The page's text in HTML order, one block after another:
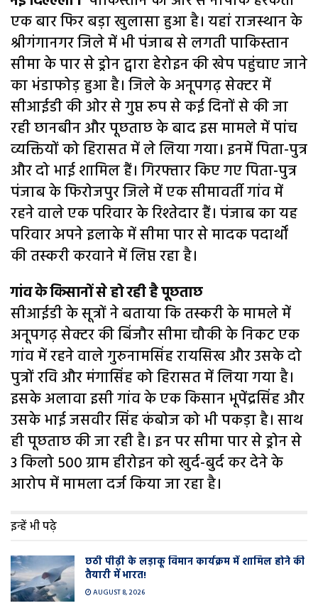
एक बार फिर बड़ा खुलासा हुआ है। यहां राजस्थान के
श्रीगंगानगर जिले में भी पंजाब से लगती पाकिस्तान
सीमा के पार से ड्रोन द्वारा हेरोइन की खेप पहुंचाए जाने
का भंडाफोड़ हुआ है। जिले के अनूपगढ़ सेक्टर में
सीआईडी की ओर से गुप्त रूप से कई दिनों से की जा
रही छानबीन और पूछताछ के बाद इस मामले में पांच
व्यक्तियों को हिरासत में ले लिया गया। इनमें पिता-पुत्र
और दो भाई शामिल हैं। गिरफ्तार किए गए पिता-पुत्र
पंजाब के फिरोजपुर जिले में एक सीमावर्ती गांव में
रहने वाले एक परिवार के रिश्तेदार हैं। पंजाब का यह
परिवार अपने इलाके में सीमा पार से मादक पदार्थों
की तस्करी करवाने में लिप्त रहा है।
गांव के किसानों से हो रही है पूछताछ
सीआईडी के सूत्रों ने बताया कि तस्करी के मामले में
अनूपगढ़ सेक्टर की बिंजौर सीमा चौकी के निकट एक
गांव में रहने वाले गुरुनामसिंह रायसिख और उसके दो
पुत्रों रवि और मंगासिंह को हिरासत में लिया गया है।
इसके अलावा इसी गांव के एक किसान भूपेंद्रसिंह और
उसके भाई जसवीर सिंह कंबोज को भी पकड़ा है। साथ
ही पूछताछ की जा रही है। इन पर सीमा पार से ड्रोन से
3 किलो 500 ग्राम हीरोइन को खुर्द-बुर्द कर देने के
आरोप में मामला दर्ज किया जा रहा है।
इन्हें भी पढ़े
छठी पीढ़ी के लड़ाकू विमान कार्यक्रम में शामिल होने की
तैयारी में भारत!
AUGUST 8, 2026